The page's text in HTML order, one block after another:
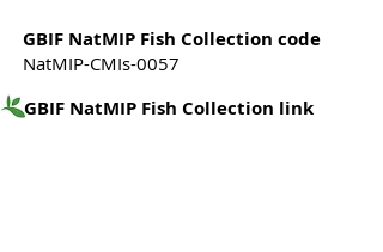
GBIF NatMIP Fish Collection code
NatMIP-CMIs-0057
GBIF NatMIP Fish Collection link